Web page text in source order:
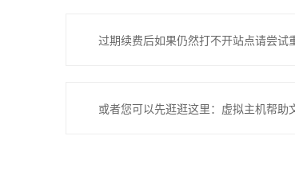
过期续费后如果仍然打不开站点请尝
或者您可以先逛逛这里：虚拟主机帮助